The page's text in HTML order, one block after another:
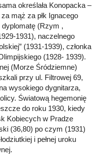
określała Konopacka –
mąż za płk Ignacego
(Rzym ,
1931), naczelnego
(1931-1939), członka
(1928- 1939).
(Morze Śródziemne)
przy ul. Filtrowej 69,
wysokiego dygnitarza,
Światową hegemonię
do roku 1930, kiedy
Kobiecych w Pradze
(36,80) po czym (1931)
i pełnej uroku